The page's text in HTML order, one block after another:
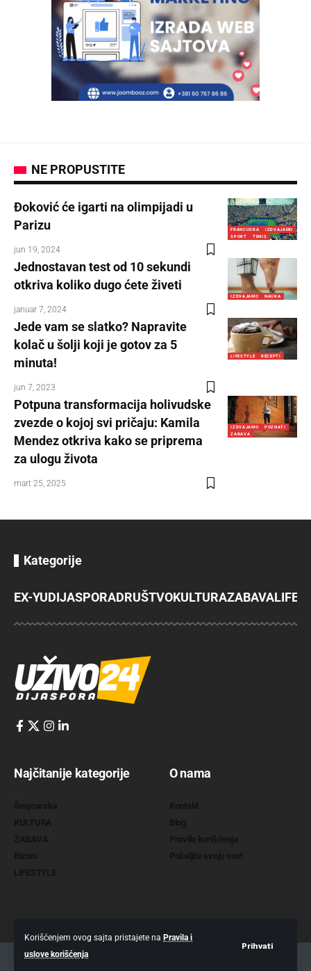
Korišćenjem ovog sajta pristajete na Pravila i
uslove korišćenja
Prihvati
NE PROPUSTITE
FRANCUSKA
IZDVAJAMO
SPORT
TENIS
Đoković će igarti na olimpijadi u
Parizu
jun 19, 2024
IZDVAJAMO NAUKA
Jednostavan test od 10 sekundi
otkriva koliko dugo ćete živeti
januar 7, 2024
LIFESTYLE RECEPTI
Jede vam se slatko? Napravite
kolač u šolji koji je gotov za 5
minuta!
jun 7, 2023
IZDVAJAMO
POZNATI
ZABAVA
Potpuna transformacija holivudske
zvezde o kojoj svi pričaju: Kamila
Mendez otkriva kako se priprema
za ulogu života
mart 25, 2025
Kategorije
EX-YUDIJASPORADRUŠTVOKULTURAZABAVA
Najčitanije kategorije O nama